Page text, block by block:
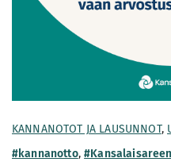
KANNANOTOT JA LAUSUNNOT,
#kannanotto,